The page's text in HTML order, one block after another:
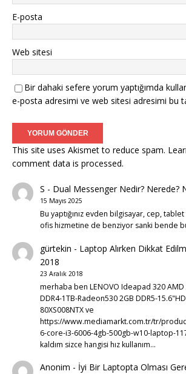
E-posta
Web sitesi
Bir dahaki sefere yorum yaptığımda
e-posta adresimi ve web sitesi adresimi bu
This site uses Akismet to reduce spam.
comment data is processed.
S - Dual Messenger Nedir? Nerede?
15 Mayıs 2025
Bu yaptığınız evden bilgisayar, cep,
ofis hizmetine de benziyor sanki bende
gürtekin - Laptop Alırken Dikkat
2018
23 Aralık 2018
merhaba ben LENOVO Ideapad 320 AMD
DDR4-1TB-Radeon530 2GB DDR5-
80XS008NTX ve
https://www.mediamarkt.com.tr/tr/
6-core-i3-6006-4gb-500gb-w10-laptop-
kaldım sizce hangisi hız kullanım…
Anonim - İyi Bir Laptopta Olması